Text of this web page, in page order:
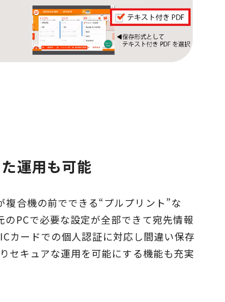
運用も可能
合機の前でできる“プルプリント”な
PCで必要な設定が全部できて宛先情報
カードでの個人認証に対応し間違い保存
セキュアな運用を可能にする機能も充実